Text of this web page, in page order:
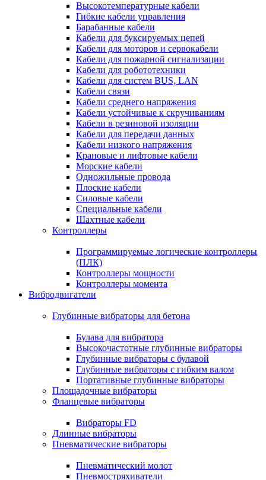
Высокотемпературные кабели
Гибкие кабели управления
Барабанные кабели
Кабели для буксируемых цепей
Кабели для моторов и сервокабели
Кабели для пожарной сигнализации
Кабели для робототехники
Кабели для систем BUS, LAN
Кабели связи
Кабели среднего напряжения
Кабели устойчивые к скручиваниям
Кабели в резиновой изоляции
Кабели для передачи данных
Кабели низкого напряжения
Крановые и лифтовые кабели
Морские кабели
Одножильные провода
Плоские кабели
Силовые кабели
Специальные кабели
Шахтные кабели
Контроллеры
Программируемые логические контроллеры
(ПЛК)
Контроллеры мощности
Контроллеры момента
Вибродвигатели
Глубинные вибраторы для бетона
Булава для вибратора
Высокочастотные глубинные вибраторы
Глубинные вибраторы с булавой
Глубинные вибраторы с гибким валом
Портативные глубинные вибраторы
Площадочные вибраторы
Фланцевые вибраторы
Вибраторы FD
Длинные вибраторы
Пневматические вибраторы
Пневматический молот
Пневмостряхиватели